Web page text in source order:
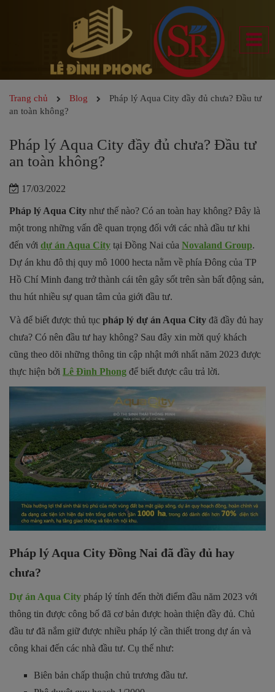
Trang chủ Blog
Pháp lý Aqua City đầy đủ chưa? Đầu tư
an toàn không?
Pháp lý Aqua City đầy đủ chưa? Đầu tư
an toàn không?
17/03/2022
Pháp lý Aqua City như thế nào? Có an toàn hay không? Đây là
một trong những vấn đề quan trọng đối với các nhà đầu tư khi
đến với dự án Aqua City tại Đồng Nai của Novaland Group.
Dự án khu đô thị quy mô 1000 hecta nằm về phía Đông của TP
Hồ Chí Minh đang trở thành cái tên gây sốt trên sàn bất động sản,
thu hút nhiều sự quan tâm của giới đầu tư.
Và để biết được thủ tục pháp lý dự án Aqua City đã đầy đủ hay
chưa? Có nên đầu tư hay không? Sau đây xin mời quý khách
cũng theo dõi những thông tin cập nhật mới nhất năm 2023 được
thực hiện bởi Lê Đình Phong để biết được câu trả lời.
Pháp lý Aqua City Đồng Nai đã đầy đủ hay
chưa?
Dự án Aqua City pháp lý tính đến thời điểm đầu năm 2023 với
thông tin được công bố đã cơ bản được hoàn thiện đầy đủ. Chủ
đầu tư đã nắm giữ được nhiều pháp lý cần thiết trong dự án và
công khai đến các nhà đầu tư. Cụ thể như:
Biên bản chấp thuận chủ trương đầu tư.